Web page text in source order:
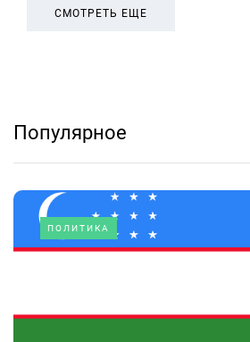
СМОТРЕТЬ ЕЩЕ
Популярное
ПОЛИТИКА